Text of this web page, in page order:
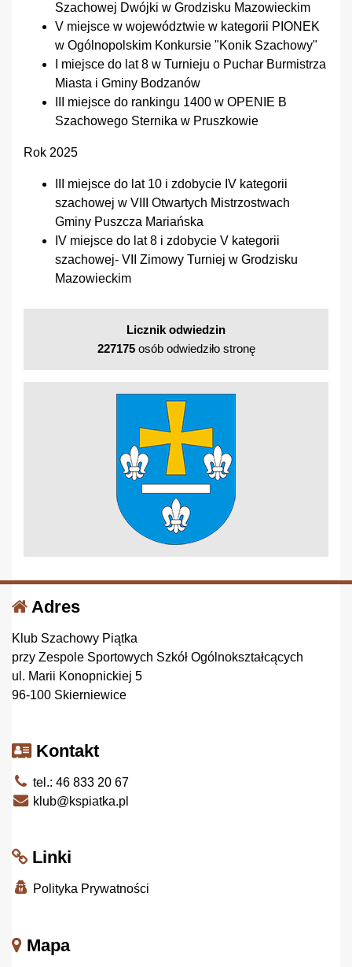
Szachowej Dwójki w Grodzisku Mazowieckim
V miejsce w województwie w kategorii PIONEK
w Ogólnopolskim Konkursie "Konik Szachowy"
I miejsce do lat 8 w Turnieju o Puchar Burmistrza
Miasta i Gminy Bodzanów
III miejsce do rankingu 1400 w OPENIE B
Szachowego Sternika w Pruszkowie
Rok 2025
III miejsce do lat 10 i zdobycie IV kategorii
szachowej w VIII Otwartych Mistrzostwach
Gminy Puszcza Mariańska
IV miejsce do lat 8 i zdobycie V kategorii
szachowej- VII Zimowy Turniej w Grodzisku
Mazowieckim
Licznik odwiedzin
227175osób odwiedziło stronę
Adres
Klub Szachowy Piątka
przy Zespole Sportowych Szkół Ogólnokształcących
ul. Marii Konopnickiej 5
96-100 Skierniewice
Kontakt
tel.: 46 833 20 67
klub@kspiatka.pl
Linki
Polityka Prywatności
Mapa